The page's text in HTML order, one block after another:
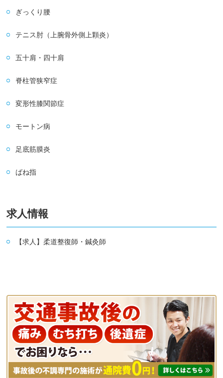
ぎっくり腰
テニス肘（上腕骨外側上顆炎）
五十肩・四十肩
脊柱管狭窄症
変形性膝関節症
モートン病
足底筋膜炎
ばね指
求人情報
【求人】柔道整復師・鍼灸師